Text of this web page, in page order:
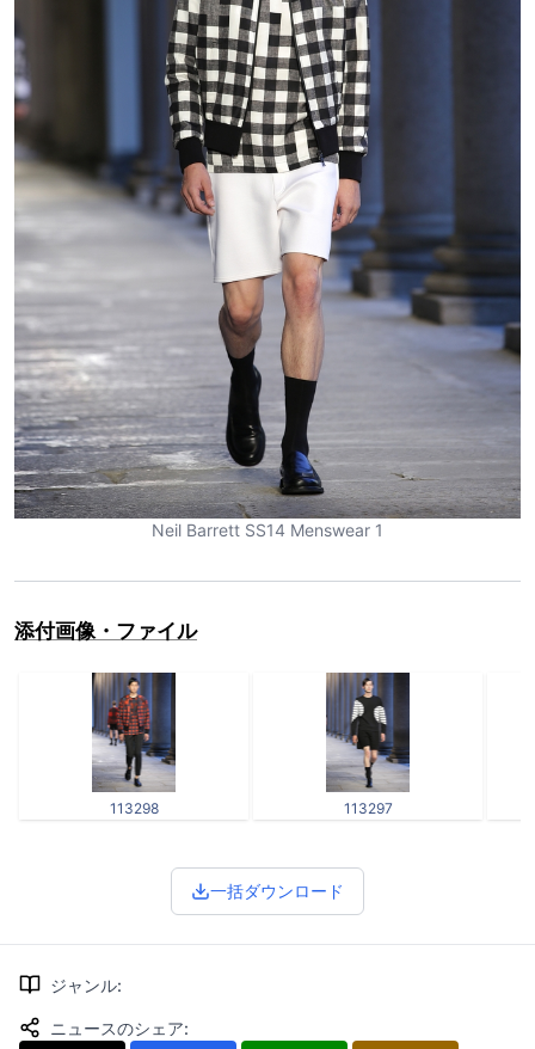
Neil Barrett SS14 Menswear 1
添付画像・ファイル
113298 113297
一括ダウンロード
ジャンル:
ニュースのシェア: